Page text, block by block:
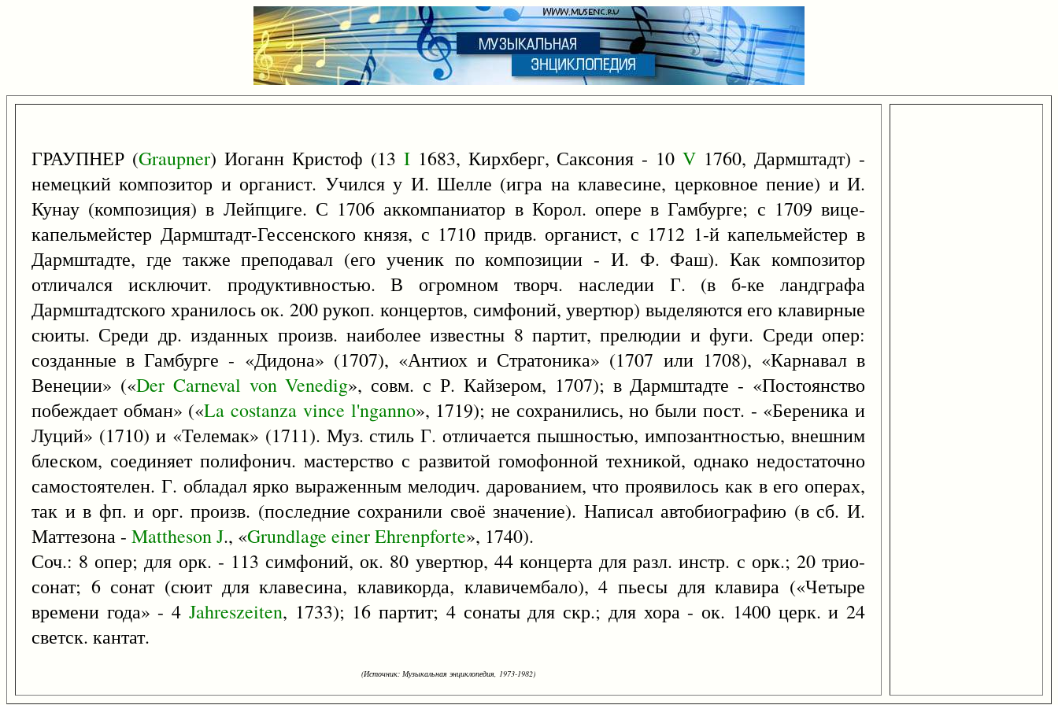
ГРАУПНЕР (Graupner) Иоганн Кристоф (13 I1683, Кирхберг, Саксония - 10V 1760, Дармштадт) -
немецкий композитор и органист. Учился у И. Шелле (игра на клавесине, церковное пение) и И.
Кунау (композиция) в Лейпциге. С 1706 аккомпаниатор в Корол. опере в Гамбурге; с 1709 вице-
капельмейстер Дармштадт-Гессенского князя, с 1710 придв. органист, с 1712 1-й капельмейстер в
Дармштадте, где также преподавал (его ученик по композиции - И. Ф. Фаш). Как композитор
отличался исключит. продуктивностью. В огромном творч. наследии Г. (в б-ке ландграфа
Дармштадтского хранилось ок. 200 рукоп. концертов, симфоний, увертюр) выделяются его клавирные
сюиты. Среди др. изданных произв. наиболее известны 8 партит, прелюдии и фуги. Среди опер:
созданные в Гамбурге - «Дидона» (1707), «Антиох и Стратоника» (1707 или 1708), «Карнавал в
Венеции» («Der Carneval von Venedig», совм. с Р. Кайзером, 1707); в Дармштадте - «Постоянство
побеждает обман» («La costanza vince l'nganno», 1719); не сохранились, но были пост. - «Береника и
Луций» (1710) и «Телемак» (1711). Муз. стиль Г. отличается пышностью, импозантностью, внешним
блеском, соединяет полифонич. мастерство с развитой гомофонной техникой, однако недостаточно
самостоятелен. Г. обладал ярко выраженным мелодич. дарованием, что проявилось как в его операх,
так и в фп. и орг. произв. (последние сохранили своё значение). Написал автобиографию (в сб. И.
Маттезона - MatthesonJ., «Grundlage einerEhrenpforte», 1740).
Соч.: 8 опер; для орк. - 113 симфоний, ок. 80 увертюр, 44 концерта для разл. инстр. с орк.; 20 трио-
сонат; 6 сонат (сюит для клавесина, клавикорда, клавичембало), 4 пьесы для клавира («Четыре
времени года» - 4 Jahreszeiten, 1733); 16 партит; 4 сонаты для скр.; для хора - ок. 1400 церк. и 24
светск. кантат.
(Источник: Музыкальная энциклопедия, 1973-1982)